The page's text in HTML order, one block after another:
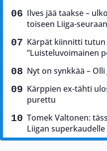
Ilves jää taakse –
toiseen Liiga-seuraan
Kärpät kiinnitti tutun
”Luisteluvoimainen
Nyt on synkkää –
Kärppien ex-tähti
purettu
Tomek Valtonen:
Liigan superkaudelle